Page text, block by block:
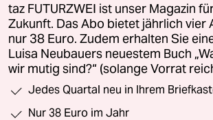
taz FUTURZWEI ist unser Magazin
Zukunft. Das Abo bietet jährlich vier
nur 38 Euro. Zudem erhalten Sie
Luisa Neubauers neuestem Buch
wir mutig sind?“ (solange Vorrat
Jedes Quartal neu in Ihrem
Nur 38 Euro im Jahr